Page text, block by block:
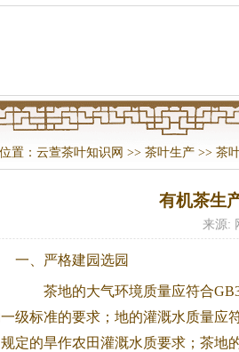
置： 云萱茶叶知识网 >> 茶叶生产>> 茶
有机茶生
来源:
一、严格建园选园
茶地的大气环境质量应符合
级标准的要求；地的灌溉水质量应
定的旱作农田灌溉水质要求； 茶地